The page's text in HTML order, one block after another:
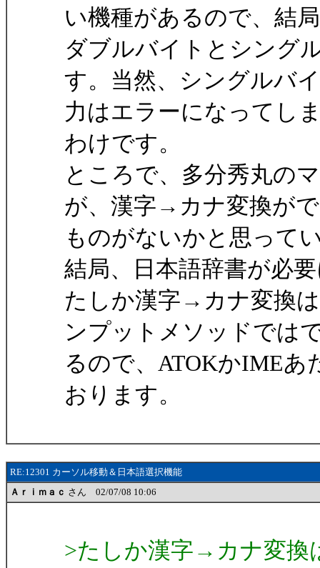
い機種があるので、結
ダブルバイトとシング
す。当然、シングルバ
力はエラーになってし
わけです。
ところで、多分秀丸の
が、漢字→カナ変換が
ものがないかと思って
結局、日本語辞書が必
たしか漢字→カナ変換
ンプットメソッドでは
るので、ATOKかIME
おります。
RE:12301 カーソル移動＆日本語選択機能
Ａｒｉｍａｃ さん 02/07/08 10:06
>たしか漢字→カナ変換